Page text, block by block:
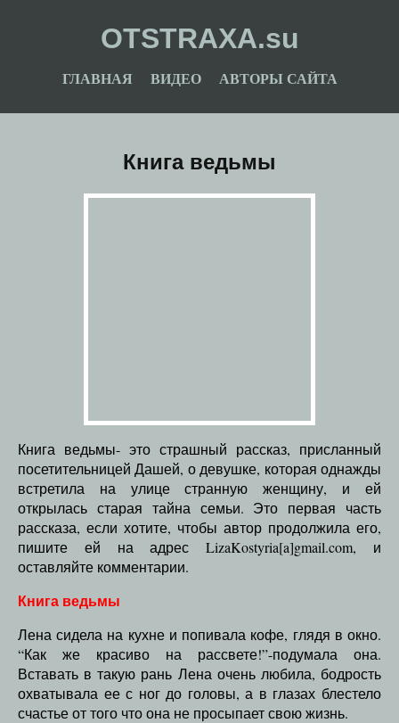
OTSTRAXA.su
ГЛАВНАЯ ВИДЕО АВТОРЫ САЙТА
Книга ведьмы
Книга ведьмы- это страшный рассказ, присланный
посетительницей Дашей, о девушке, которая однажды
встретила на улице странную женщину, и ей
открылась старая тайна семьи. Это первая часть
рассказа, если хотите, чтобы автор продолжила его,
пишите ей на адрес LizaKostyria[a]gmail.com, и
оставляйте комментарии.
Книга ведьмы
Лена сидела на кухне и попивала кофе, глядя в окно.
“Как же красиво на рассвете!”-подумала она.
Вставать в такую рань Лена очень любила, бодрость
охватывала ее с ног до головы, а в глазах блестело
счастье от того что она не просыпает свою жизнь.